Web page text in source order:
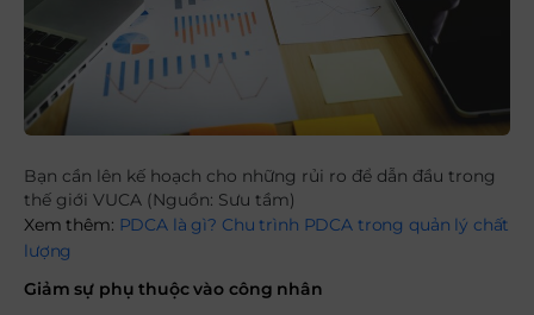
Bạn cần lên kế hoạch cho những rủi ro để dẫn đầu trong
thế giới VUCA (Nguồn: Sưu tầm)
Xem thêm: PDCA là gì? Chu trình PDCA trong quản lý chất
lượng
Giảm sự phụ thuộc vào công nhân